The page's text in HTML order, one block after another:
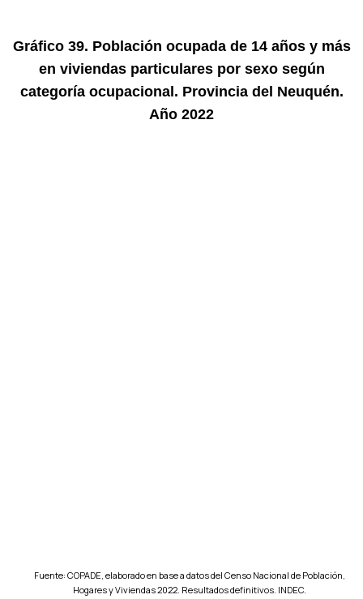
Gráfico 39. Población ocupada de 14 años y más
en viviendas particulares por sexo según
categoría ocupacional. Provincia del Neuquén.
Año 2022
Fuente: COPADE, elaborado en base a datos del Censo Nacional de Población,
Hogares y Viviendas 2022. Resultados definitivos. INDEC.